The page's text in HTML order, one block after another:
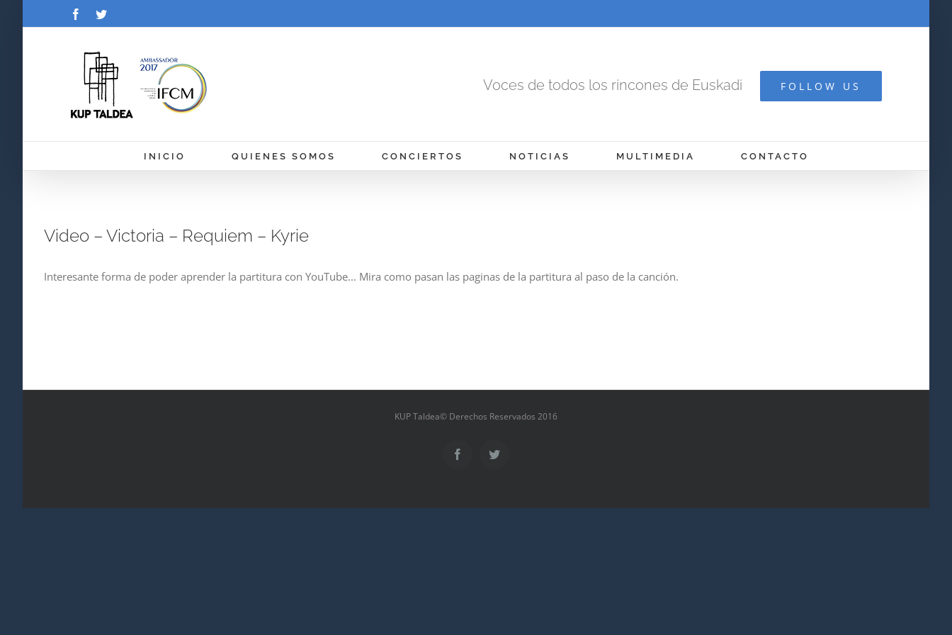
FacebookTwitter
Voces de todos los rincones de Euskadi FOLLOW US
INICIO QUIENES SOMOS CONCIERTOS NOTICIAS MULTIMEDIA CONTACTO
Video – Victoria – Requiem – Kyrie
Interesante forma de poder aprender la partitura con YouTube... Mira como pasan las paginas de la partitura al paso de la canción.
KUP Taldea© Derechos Reservados 2016
FacebookTwitter